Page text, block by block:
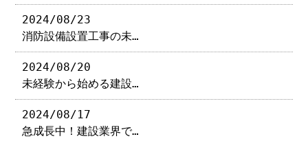
2024/08/23
消防設備設置工事の未…
2024/08/20
未経験から始める建設…
2024/08/17
急成長中！建設業界で…